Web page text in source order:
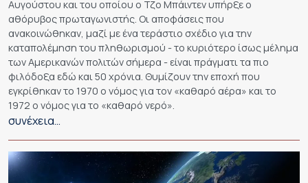
Αυγούστου και του οποίου ο Τζο Μπάιντεν υπήρξε ο
αθόρυβος πρωταγωνιστής. Οι αποφάσεις που
ανακοινώθηκαν, μαζί με ένα τεράστιο σχέδιο για την
καταπολέμηση του πληθωρισμού - το κυριότερο ίσως μέλημα
των Αμερικανών πολιτών σήμερα - είναι πράγματι τα πιο
φιλόδοξα εδώ και 50 χρόνια. Θυμίζουν την εποχή που
εγκρίθηκαν το 1970 ο νόμος για τον «καθαρό αέρα» και το
1972 ο νόμος για το «καθαρό νερό».
συνέχεια…